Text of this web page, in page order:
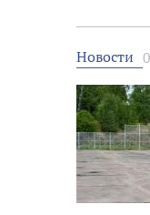
Новости